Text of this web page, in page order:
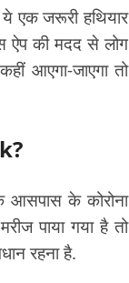
ये एक जरूरी हथियार
ऐप की मदद से लोग
आएगा-जाएगा तो
के कोरोना
पाया गया है तो
रहना है.